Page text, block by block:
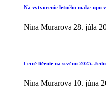
Na vytvorenie letného make-upu
Nina Murarova 28. júla
Letné líčenie na sezónu 2025.
Nina Murarova 10. júna